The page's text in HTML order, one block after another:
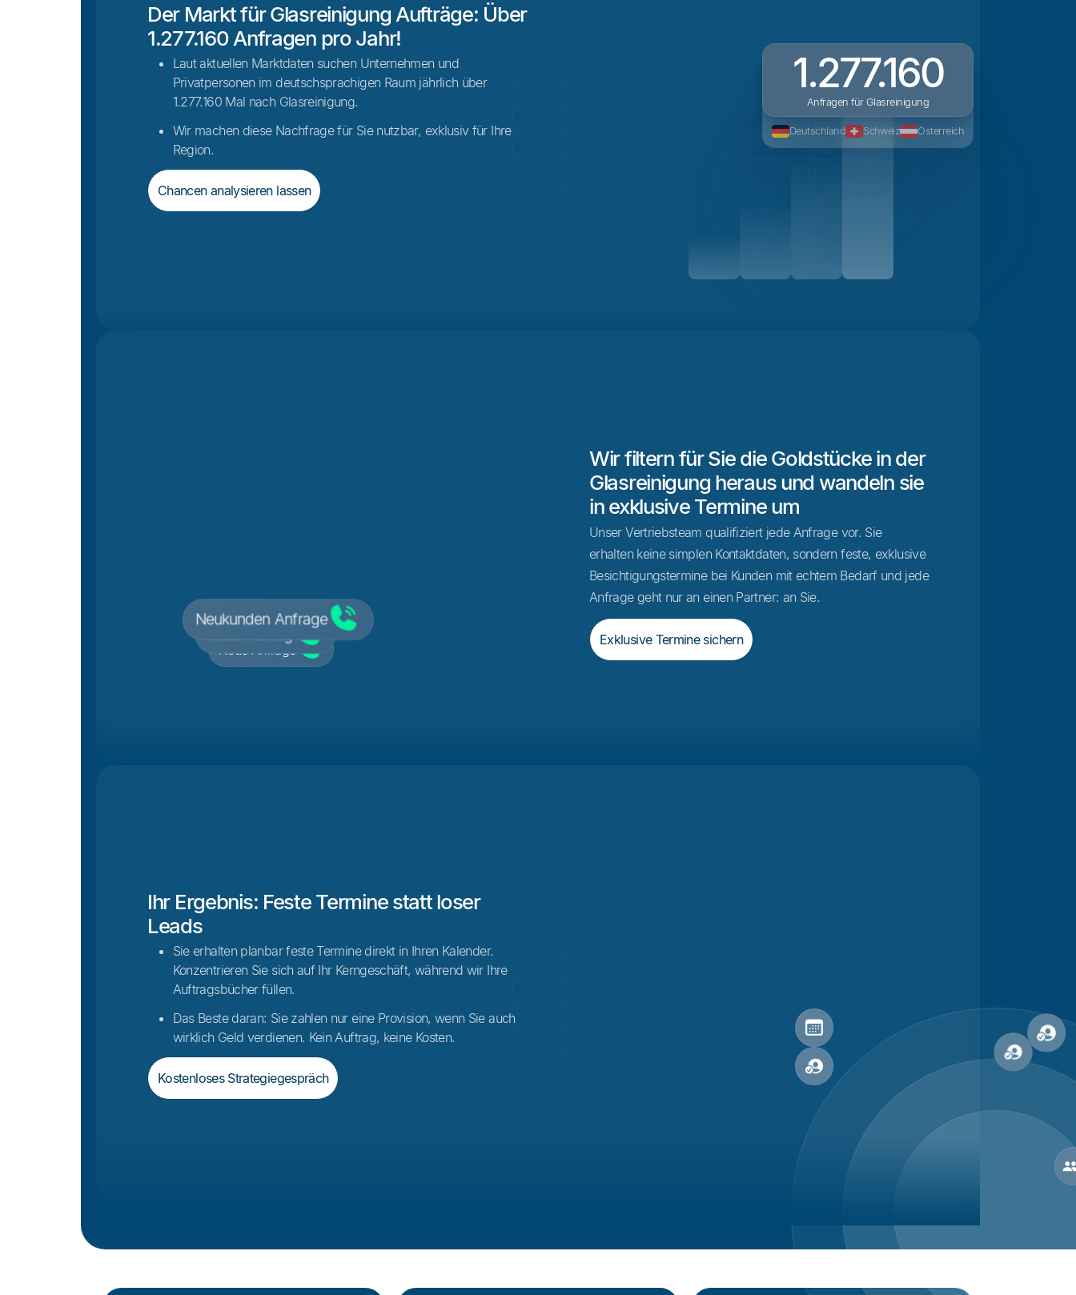
Der Markt für Glasreinigung Aufträge: Über
1.277.160 Anfragen pro Jahr!
Laut aktuellen Marktdaten suchen Unternehmen und
Privatpersonen im deutschsprachigen Raum jährlich über
1.277.160 Mal nach Glasreinigung.
Wir machen diese Nachfrage für Sie nutzbar, exklusiv für Ihre
Region.
Chancen analysieren lassen
1.277.160
Anfragen für Glasreinigung
Deutschland Schweiz Österreich
Neuer Auftrag
Neue Terminanfrage
Neukunden Anfrage
Wir filtern für Sie die Goldstücke in der
Glasreinigung heraus und wandeln sie
in exklusive Termine um
Unser Vertriebsteam qualifiziert jede Anfrage vor. Sie
erhalten keine simplen Kontaktdaten, sondern feste, exklusive
Besichtigungstermine bei Kunden mit echtem Bedarf und jede
Anfrage geht nur an einen Partner: an Sie.
Exklusive Termine sichern
Ihr Ergebnis: Feste Termine statt loser
Leads
Sie erhalten planbar feste Termine direkt in Ihren Kalender.
Konzentrieren Sie sich auf Ihr Kerngeschäft, während wir Ihre
Auftragsbücher füllen.
Das Beste daran: Sie zahlen nur eine Provision, wenn Sie auch
wirklich Geld verdienen. Kein Auftrag, keine Kosten.
Kostenloses Strategiegespräch